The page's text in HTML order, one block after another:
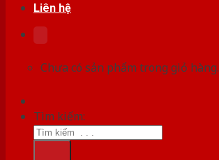
Liên hệ
Chưa có sản phẩm trong giỏ hàng.
Tìm kiếm: